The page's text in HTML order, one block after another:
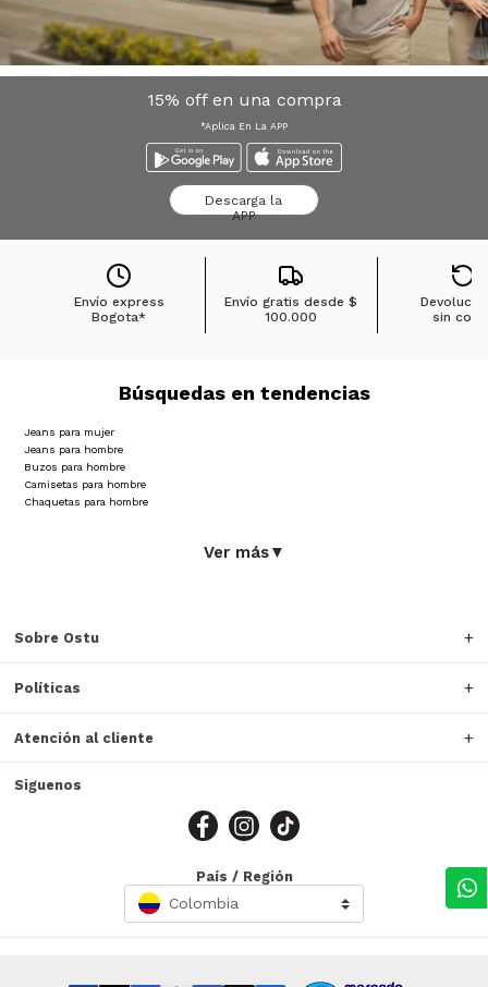
15% off en una compra
*Aplica En La APP
Descarga la
APP
Envío express
Bogota*
Envío gratis desde$
100.000
sin
Búsquedas en tendencias
Jeans para mujer
Jeans para hombre
Buzos para hombre
Camisetas para hombre
Chaquetas para hombre
Ver más▼
Sobre Ostu
Políticas
Atención al cliente
Siguenos
País / Región
Colombia